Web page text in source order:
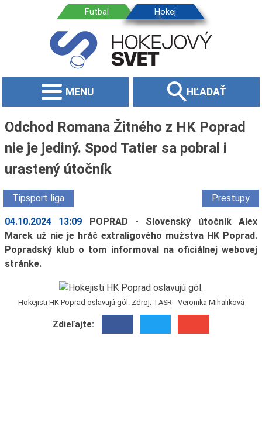
MENU HĽADAŤ
Odchod Romana Žitného z HK Poprad
nie je jediný. Spod Tatier sa pobral i
urastený útočník
Tipsport liga Prestupy
04.10.2024 13:09
POPRAD - Slovenský útočník Alex
Marek už nie je hráč extraligového mužstva HK Poprad.
Popradský klub o tom informoval na oficiálnej webovej
stránke.
Hokejisti HK Poprad oslavujú gól. Zdroj: TASR - Veronika Mihaliková
Zdieľajte: